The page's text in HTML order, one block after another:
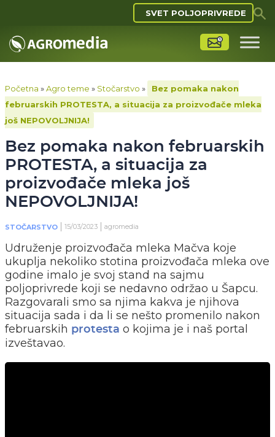
SVET POLJOPRIVREDE
Početna »Agro teme » Stočarstvo »
Bez pomaka nakon
februarskih PROTESTA, a situacija za proizvođače mleka
još NEPOVOLJNIJA!
Bez pomaka nakon februarskih
PROTESTA, a situacija za
proizvođače mleka još
NEPOVOLJNIJA!
STOČARSTVO 15/03/2023 agromedia
Udruženje proizvođača mleka Mačva koje
ukuplja nekoliko stotina proizvođača mleka ove
godine imalo je svoj stand na sajmu
poljoprivrede koji se nedavno održao u Šapcu.
Razgovarali smo sa njima kakva je njihova
situacija sada i da li se nešto promenilo nakon
februarskih protesta o kojima je i naš portal
izveštavao.